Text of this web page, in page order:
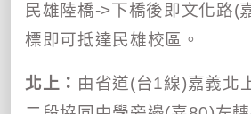
民雄陸橋->下橋後即文化路(
標即可抵達民雄校區。
北上： 由省道(台1線)嘉義北